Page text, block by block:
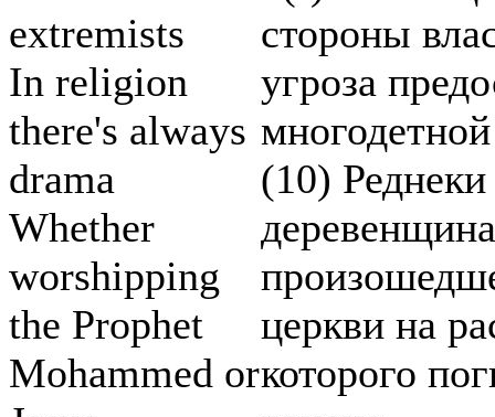
extremists
In religion
there's always
drama
Whether
worshipping
the Prophet
Mohammed or
стороны
угроза
(10)
церкви на
которого